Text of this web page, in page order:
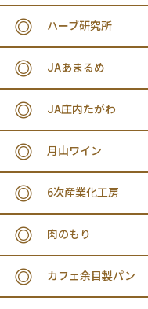
ハーブ研究所
JAあまるめ
JA庄内たがわ
月山ワイン
6次産業化工房
肉のもり
カフェ余目製パン